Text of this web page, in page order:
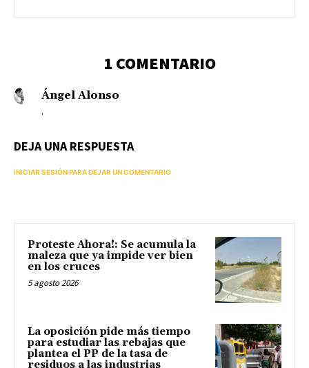
1 COMENTARIO
Ángel Alonso
.
DEJA UNA RESPUESTA
INICIAR SESIÓN PARA DEJAR UN COMENTARIO
Proteste Ahora!: Se acumula la
maleza que ya impide ver bien
en los cruces
5 agosto 2026
La oposición pide más tiempo
para estudiar las rebajas que
plantea el PP de la tasa de
residuos a las industrias